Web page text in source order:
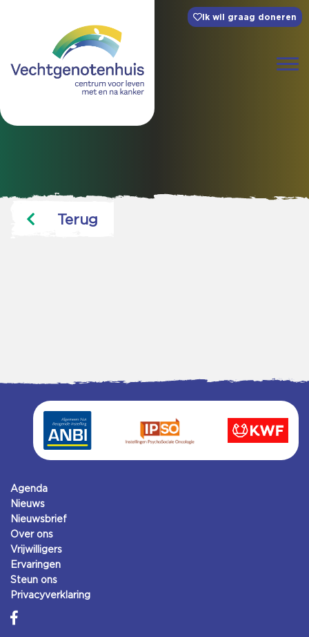
Ik wil graag doneren
Terug
Agenda
Nieuws
Nieuwsbrief
Over ons
Vrijwilligers
Ervaringen
Steun ons
Privacyverklaring